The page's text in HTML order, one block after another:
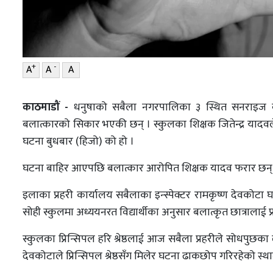
A+ A- A
काठमाडौं - धनुषाको सबैला नगरपालिका ३ स्थित सनराइज
बलात्कारको सिकार भएकी छन् । स्कुलका शिक्षक जितेन्द्र
घटना बुधबार (हिजो) को हो ।
घटना बाहिर आएपछि बलात्कार आरोपित शिक्षक यादव फरार
इलाका प्रहरी कार्यालय सबैलाका इन्स्पेक्टर रामकृष्ण
सोही स्कुलमा अध्ययनरत विद्यार्थीका अनुसार बलात्कृत
स्कुलका प्रिन्सिपल हरि श्रेष्ठलाई आज सबैला प्रहरीले
देवकोटाले प्रिन्सिपल श्रेष्ठसँग मिलेर घटना ढाकछोप गरिरहेको